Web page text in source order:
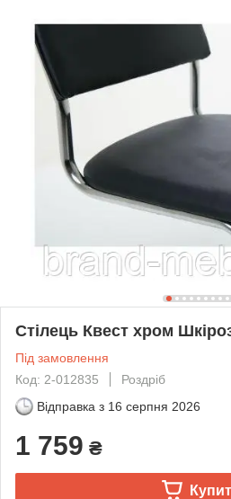
Стілець Квест хром
Під замовлення
Код: 2-012835
Роздріб
Відправка з 16 серпня 2026
1 759 ₴